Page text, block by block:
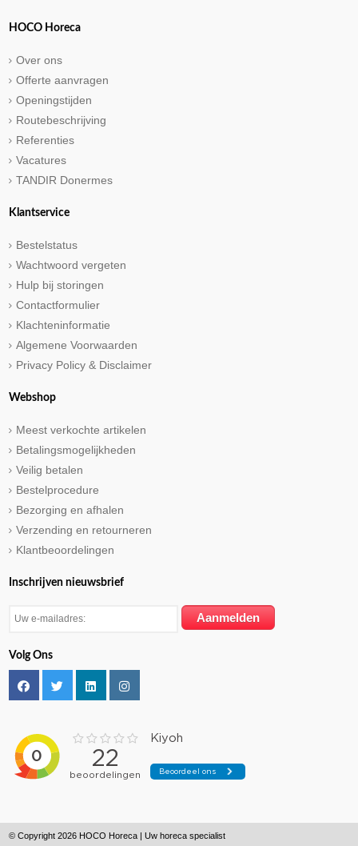
HOCO Horeca
Over ons
Offerte aanvragen
Openingstijden
Routebeschrijving
Referenties
Vacatures
TANDIR Donermes
Klantservice
Bestelstatus
Wachtwoord vergeten
Hulp bij storingen
Contactformulier
Klachteninformatie
Algemene Voorwaarden
Privacy Policy & Disclaimer
Webshop
Meest verkochte artikelen
Betalingsmogelijkheden
Veilig betalen
Bestelprocedure
Bezorging en afhalen
Verzending en retourneren
Klantbeoordelingen
Inschrijven nieuwsbrief
Volg Ons
© Copyright 2026 HOCO Horeca | Uw horeca specialist